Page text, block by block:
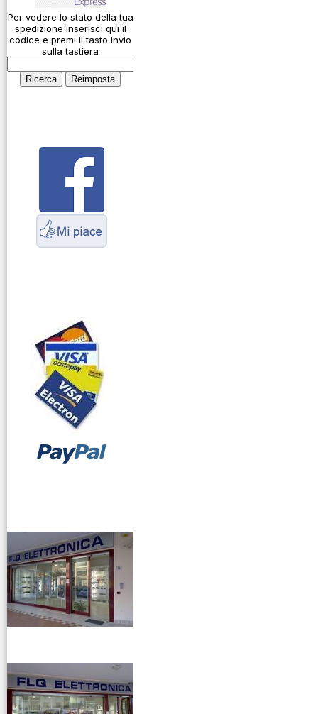
cavo
Connessioni
microfoniche
Cosa è l' ADS-B
antenne e cavi
Servizio
Radioelettrico
Per vedere lo stato della tua
spedizione inserisci qui il
codice e premi il tasto Invio
sulla tastiera